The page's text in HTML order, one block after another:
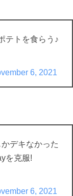
テトを食らう♪
6, 2021
デキなかった
を克服!
6, 2021